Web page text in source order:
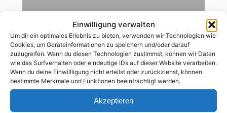
Einwilligung verwalten
Um dir ein optimales Erlebnis zu bieten, verwenden wir Technologien wie
Cookies, um Geräteinformationen zu speichern und/oder darauf
zuzugreifen. Wenn du diesen Technologien zustimmst, können wir Daten
wie das Surfverhalten oder eindeutige IDs auf dieser Website verarbeiten.
Wenn du deine Einwillligung nicht erteilst oder zurückziehst, können
bestimmte Merkmale und Funktionen beeinträchtigt werden.
Akzeptieren
deutsch,englisch
ab 18 Jahren
schwule Hauptrolle
Die anerkannte Neurologin Dr. Kentyl (Maria